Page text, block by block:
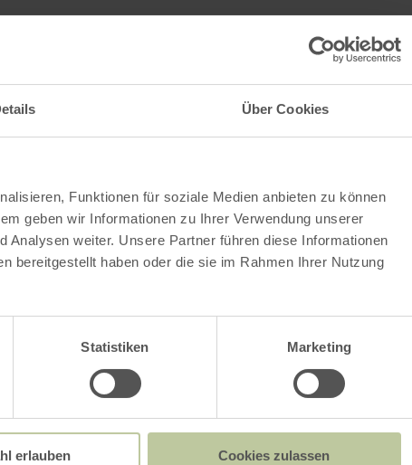
Über Cookies
Funktionen für soziale Medien anbieten zu können
geben wir Informationen zu Ihrer Verwendung unserer
weiter. Unsere Partner führen diese Informationen
bereitgestellt haben oder die sie im Rahmen Ihrer Nutzung
Statistiken Marketing
erlauben Cookies zulassen